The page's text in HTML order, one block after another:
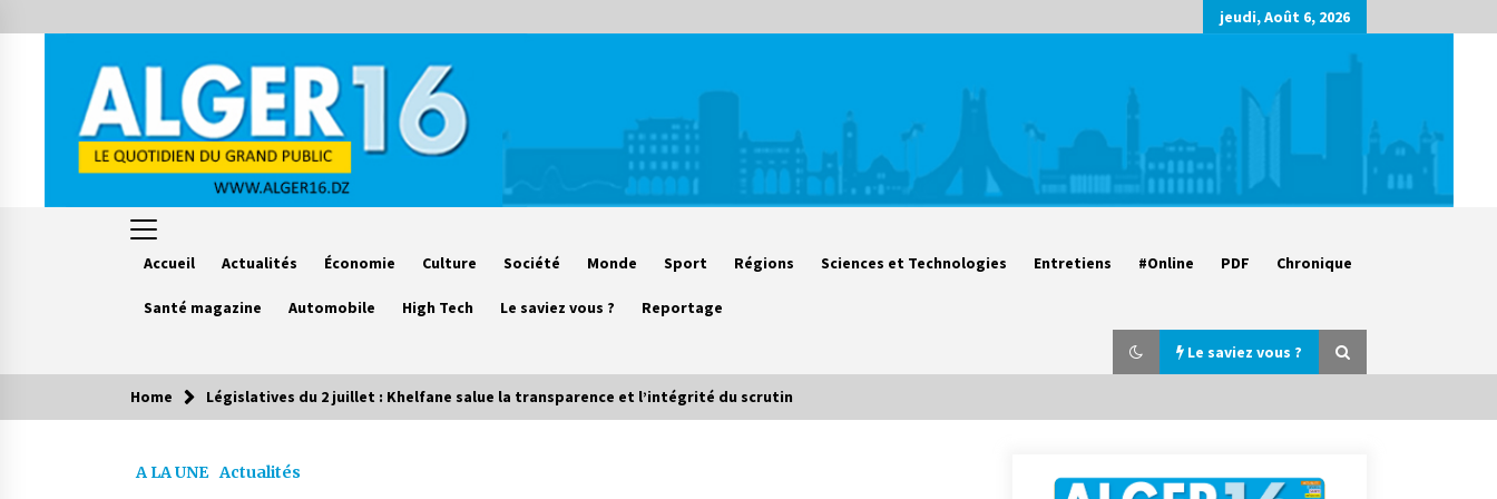
to
jeudi, Août 6, 2026
Accueil Actualités Économie Culture Société Monde Sport Régions Sciences et Technologies Entretiens #Online PDF Chronique
Santé magazine Automobile High Tech Le saviez vous ? Reportage
Le saviez vous ?
Le saviez vous ?
Accidents de la circulation : 11
Parking de la Promenade des
Sablettes : Mis en service de bornes
Home Législatives du 2 juillet : Khelfane salue la transparence et l’intégrité du scrutin
A LA UNE Actualités